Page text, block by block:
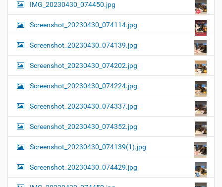
IMG_20230430_074450.jpg
Screenshot_20230430_074114.jpg
Screenshot_20230430_074139.jpg
Screenshot_20230430_074202.jpg
Screenshot_20230430_074224.jpg
Screenshot_20230430_074337.jpg
Screenshot_20230430_074352.jpg
Screenshot_20230430_074139(1).jpg
Screenshot_20230430_074429.jpg